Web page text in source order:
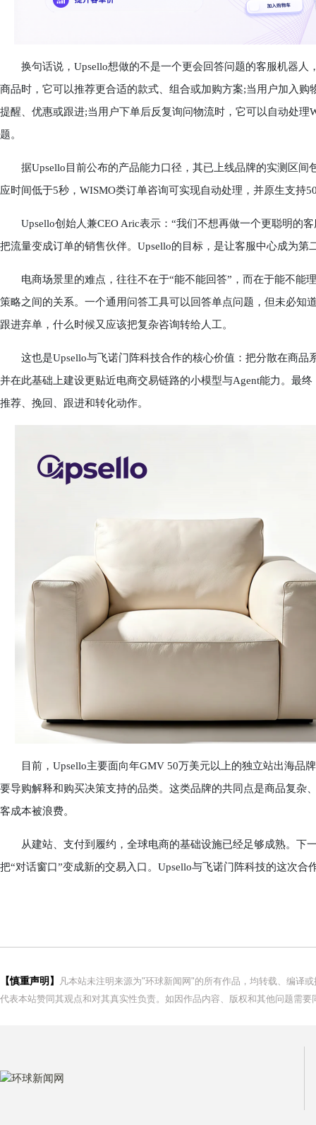
换句话说，Upsello想做的不是一个更会回答问题的客服机器人
商品时，它可以推荐更合适的款式、组合或加购方案;当用户加入
提醒、优惠或跟进;当用户下单后反复询问物流时，它可以自动处
题。
据Upsello目前公布的产品能力口径，其已上线品牌的实测区间
应时间低于5秒，WISMO类订单咨询可实现自动处理，并原生支持
Upsello创始人兼CEO Aric表示：“我们不想再做一个更聪明的
把流量变成订单的销售伙伴。Upsello的目标，是让客服中心成为第
电商场景里的难点，往往不在于“能不能回答”，而在于能不能
策略之间的关系。一个通用问答工具可以回答单点问题，但未必知
跟进弃单，什么时候又应该把复杂咨询转给人工。
这也是Upsello与飞诺门阵科技合作的核心价值：把分散在商品
并在此基础上建设更贴近电商交易链路的小模型与Agent能力。最
推荐、挽回、跟进和转化动作。
目前，Upsello主要面向年GMV 50万美元以上的独立站出海品
要导购解释和购买决策支持的品类。这类品牌的共同点是商品复杂
客成本被浪费。
从建站、支付到履约，全球电商的基础设施已经足够成熟。下
把“对话窗口”变成新的交易入口。Upsello与飞诺门阵科技的这次合
【慎重声明】
凡本站未注明来源为"环球新闻网"的所有作品，均转载、编译
代表本站赞同其观点和对其真实性负责。如因作品内容、版权和其他问题需